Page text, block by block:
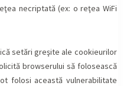
necriptată (ex: o reţea WiFi
setări greşite ale cookieurilor
browserului să folosească
folosi această vulnerabilitate